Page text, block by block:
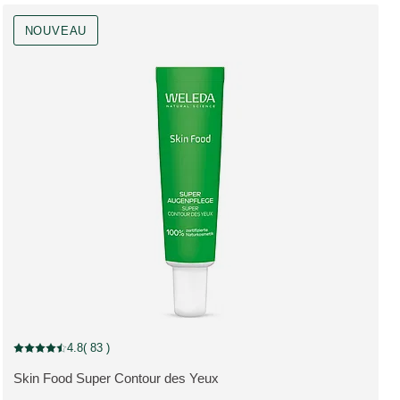
NOUVEAU
NOUVEAU
PLUS:
Skin Food Super Contour des Yeux
Note actuelle : 4.8 sur 5 étoiles Noté par 83 clients
4.8( 83 )